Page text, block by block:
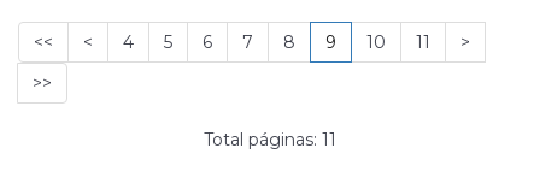
<< < 4 5 6 7 8 9 10 11
>
>>
Total páginas: 11